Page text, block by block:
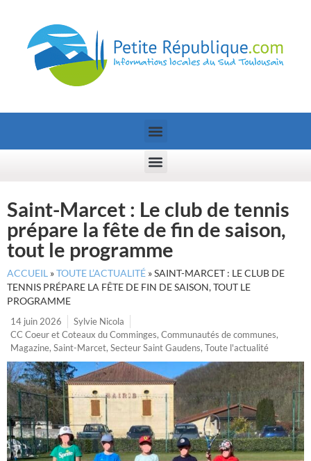
Saint-Marcet : Le club de tennis
prépare la fête de fin de saison,
tout le programme
ACCUEIL »TOUTE L’ACTUALITÉ »SAINT-MARCET : LE CLUB DE
TENNIS PRÉPARE LA FÊTE DE FIN DE SAISON, TOUT LE
PROGRAMME
14 juin 2026
Sylvie Nicola
CC Coeur et Coteaux du Comminges, Communautés de communes,
Magazine, Saint-Marcet, Secteur Saint Gaudens, Toute l'actualité